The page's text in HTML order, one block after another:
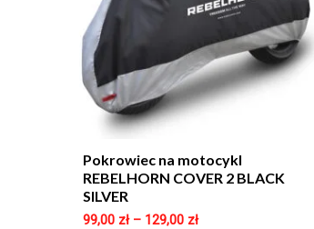
Pokrowiec na motocykl
REBELHORN COVER 2 BLACK
SILVER
99,00 zł– 129,00 zł